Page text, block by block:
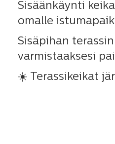
Sisäänkäynti
omalle
Sisäpihan
varmistaaksesi
☀️ Terassikeikat